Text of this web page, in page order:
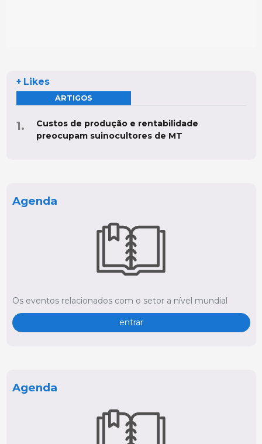
+ Likes
ARTIGOS
Custos de produção e rentabilidade
preocupam suinocultores de MT
Agenda
Os eventos relacionados com o setor a nível mundial
entrar
Agenda